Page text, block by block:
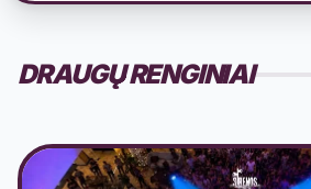
DRAUGŲ RENGINIAI